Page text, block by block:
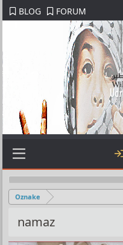
BLOG FORUM
Oznake
namaz